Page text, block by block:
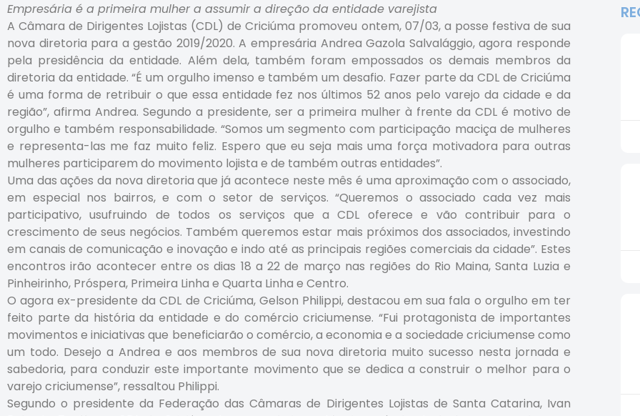
Empresária é a primeira mulher a assumir a direção da entidade varejista
A Câmara de Dirigentes Lojistas (CDL) de Criciúma promoveu ontem, 07/03, a posse festiva de sua
nova diretoria para a gestão 2019/2020. A empresária Andrea Gazola Salvalággio, agora responde
pela presidência da entidade. Além dela, também foram empossados os demais membros da
diretoria da entidade. “É um orgulho imenso e também um desafio. Fazer parte da CDL de Criciúma
é uma forma de retribuir o que essa entidade fez nos últimos 52 anos pelo varejo da cidade e da
região”, afirma Andrea. Segundo a presidente, ser a primeira mulher à frente da CDL é motivo de
orgulho e também responsabilidade. “Somos um segmento com participação maciça de mulheres
e representa-las me faz muito feliz. Espero que eu seja mais uma força motivadora para outras
mulheres participarem do movimento lojista e de também outras entidades”.
Uma das ações da nova diretoria que já acontece neste mês é uma aproximação com o associado,
em especial nos bairros, e com o setor de serviços. “Queremos o associado cada vez mais
participativo, usufruindo de todos os serviços que a CDL oferece e vão contribuir para o
crescimento de seus negócios. Também queremos estar mais próximos dos associados, investindo
em canais de comunicação e inovação e indo até as principais regiões comerciais da cidade”. Estes
encontros irão acontecer entre os dias 18 a 22 de março nas regiões do Rio Maina, Santa Luzia e
Pinheirinho, Próspera, Primeira Linha e Quarta Linha e Centro.
O agora ex-presidente da CDL de Criciúma, Gelson Philippi, destacou em sua fala o orgulho em ter
feito parte da história da entidade e do comércio criciumense. “Fui protagonista de importantes
movimentos e iniciativas que beneficiarão o comércio, a economia e a sociedade criciumense como
um todo. Desejo a Andrea e aos membros de sua nova diretoria muito sucesso nesta jornada e
sabedoria, para conduzir este importante movimento que se dedica a construir o melhor para o
varejo criciumense”, ressaltou Philippi.
Segundo o presidente da Federação das Câmaras de Dirigentes Lojistas de Santa Catarina, Ivan